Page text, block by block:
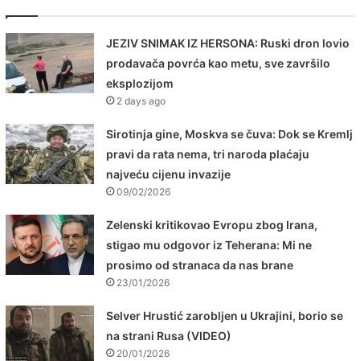
JEZIV SNIMAK IZ HERSONA: Ruski dron lovio
prodavača povrća kao metu, sve završilo
eksplozijom
2 days ago
Sirotinja gine, Moskva se čuva: Dok se Kremlj
pravi da rata nema, tri naroda plaćaju
najveću cijenu invazije
09/02/2026
Zelenski kritikovao Evropu zbog Irana,
stigao mu odgovor iz Teherana: Mi ne
prosimo od stranaca da nas brane
23/01/2026
Selver Hrustić zarobljen u Ukrajini, borio se
na strani Rusa (VIDEO)
20/01/2026